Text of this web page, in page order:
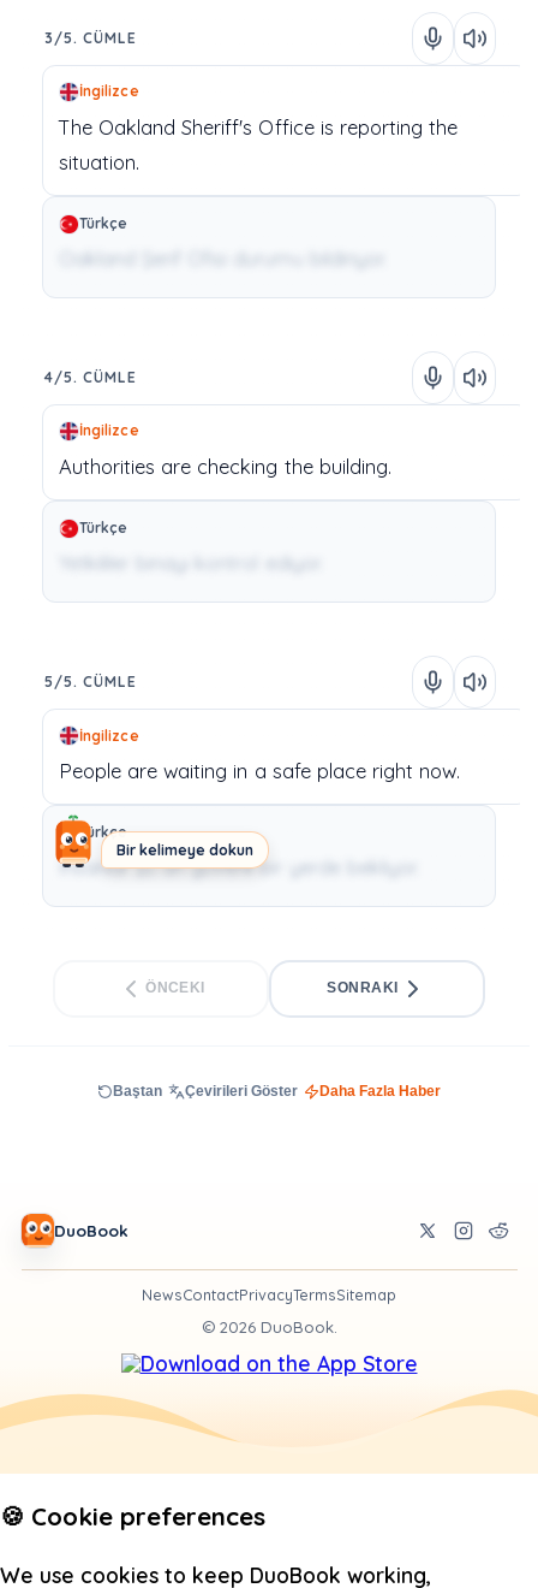
Bir kelimeye dokun
3/5. CÜMLE
İngilizce
The Oakland Sheriff's Office is reporting the
situation.
Türkçe
Oakland Şerif Ofisi durumu bildiriyor.
4/5. CÜMLE
İngilizce
Authorities are checking the building.
Türkçe
Yetkililer binayı kontrol ediyor.
5/5. CÜMLE
İngilizce
People are waiting in a safe place right now.
Türkçe
İnsanlar şu an güvenli bir yerde bekliyor.
ÖNCEKI SONRAKI
Baştan Çevirileri Göster Daha Fazla Haber
DuoBook
NewsContactPrivacyTermsSitemap
© 2026DuoBook.
🍪 Cookie preferences
We use cookies to keep DuoBook working,